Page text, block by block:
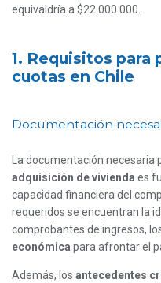
equivaldría a $22.000.000.
1. Requisitos para
cuotas en Chile
Documentación
La documentación necesaria
adquisición de vivienda es
capacidad financiera del
requeridos se encuentran la
comprobantes de ingresos,
económica para afrontar el
Además, los antecedentes